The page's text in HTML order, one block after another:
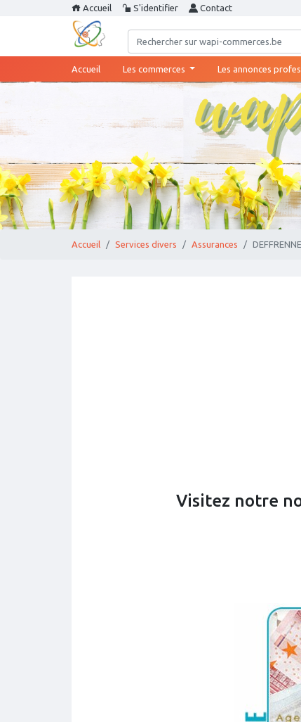
Accueil S'identifier Contact
Accueil (current)Les commerces Les annonces
Accueil Services divers Assurances DEFFRENNE
Visitez notre